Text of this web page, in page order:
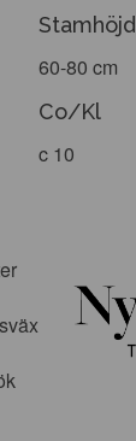
Stamhöjd
60-80 cm
Co/Kl
c 10